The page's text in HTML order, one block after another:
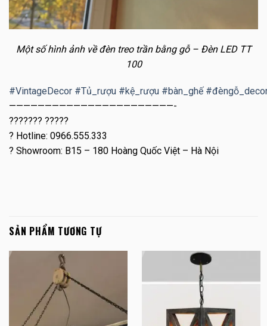
Một số hình ảnh về đèn treo trần bằng gỗ – Đèn LED TT
100
#VintageDecor #Tủ_rượu #kệ_rượu #bàn_ghế #
———————————————————————-
??????? ?????
? Hotline: 0966.555.333
? Showroom: B15 – 180 Hoàng Quốc Việt – Hà Nội
SẢN PHẨM TƯƠNG TỰ